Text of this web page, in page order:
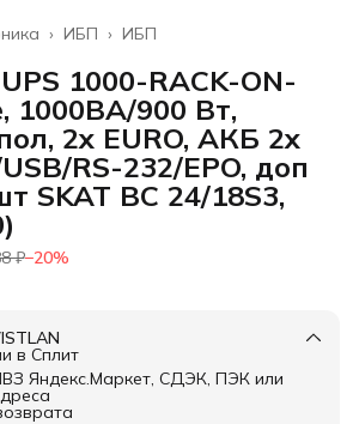
ИБП
ИБП ›
›
1000-RACK-ON-
1000ВА/900 Вт,
2x EURO, АКБ 2x
RS-232/EPO, доп
SKAT BC 24/18S3,
₽−20%
в Сплит
Яндекс.Маркет, СДЭК, ПЭК или